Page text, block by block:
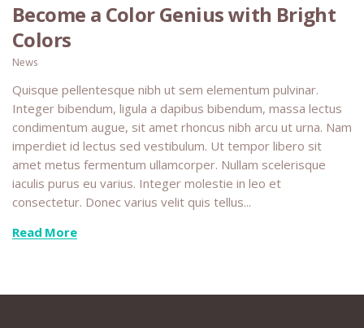
Become a Color Genius with Bright
Colors
News
Quisque pellentesque nibh ut sem elementum pulvinar.
Integer bibendum, ligula a dapibus bibendum, massa lectus
condimentum augue, sit amet rhoncus nibh arcu ut urna. Nam
imperdiet id lectus sed vestibulum. Ut tempor libero sit
amet metus fermentum ullamcorper. Nullam scelerisque
iaculis purus eu varius. Integer molestie in leo et
consectetur. Donec varius velit quis tellus...
Read More